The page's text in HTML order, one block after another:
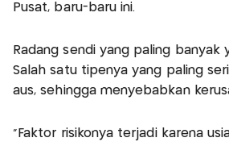
Pusat, baru-baru ini.
Radang sendi yang paling banyak
Salah satu tipenya yang paling
aus, sehingga menyebabkan
"Faktor risikonya terjadi karena